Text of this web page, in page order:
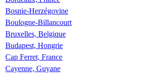
Bosnie-Herzégovine
Boulogne-Billancourt
Bruxelles, Belgique
Budapest, Hongrie
Cap Ferret, France
Cayenne, Guyane